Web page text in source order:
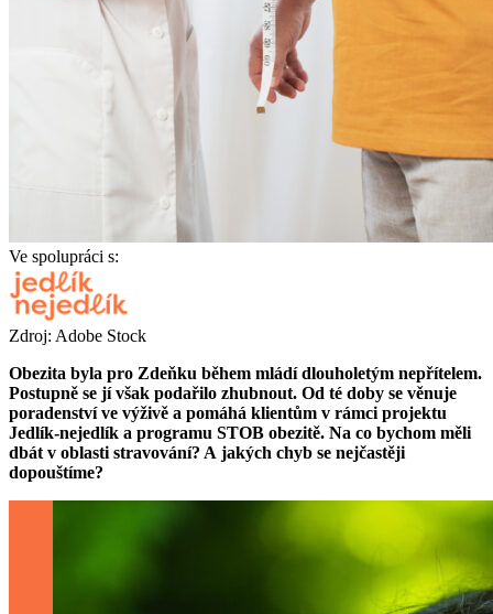
Ve spolupráci s:
Zdroj: Adobe Stock
Obezita byla pro Zdeňku během mládí dlouholetým nepřítelem.
Postupně se jí však podařilo zhubnout. Od té doby se věnuje
poradenství ve výživě a pomáhá klientům v rámci projektu
Jedlík-nejedlík a programu STOB obezitě. Na co bychom měli
dbát v oblasti stravování? A jakých chyb se nejčastěji
dopouštíme?